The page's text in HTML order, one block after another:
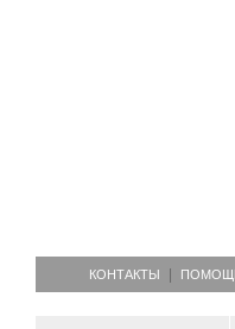
КОНТАКТЫ